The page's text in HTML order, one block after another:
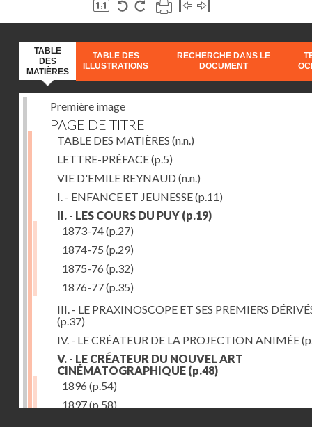
TABLE
DES
MATIÈRES
TABLE DES
ILLUSTRATIONS
RECHERCHE DANS LE
DOCUMENT
Première image
PAGE DE TITRE
TABLE DES MATIÈRES (n.n.)
LETTRE-PRÉFACE(p.5)
VIE D'EMILE REYNAUD (n.n.)
I. - ENFANCE ET JEUNESSE(p.11)
II. - LES COURS DU PUY (p.19)
1873-74(p.27)
1874-75 (p.29)
1875-76 (p.32)
1876-77(p.35)
III. - LE PRAXINOSCOPE ET SES PREMIERS
(p.37)
IV. - LE CRÉATEUR DE LA PROJECTION ANIMÉE
V. - LE CRÉATEUR DU NOUVEL ART
CINÉMATOGRAPHIQUE (p.48)
1896 (p.54)
1897(p.58)